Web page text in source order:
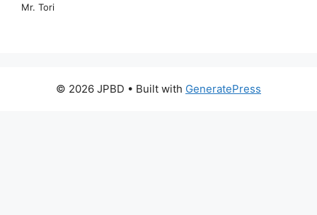
Mr. Tori
© 2026 JPBD • Built with GeneratePress